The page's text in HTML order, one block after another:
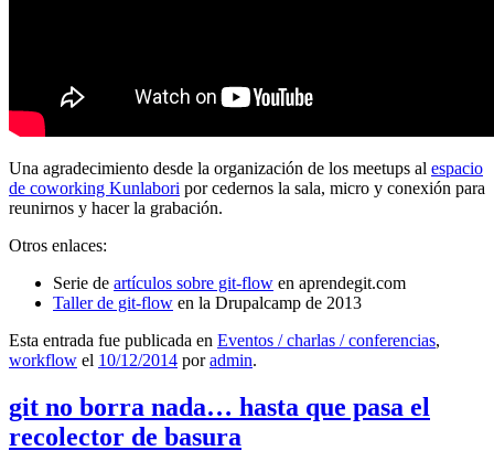
Una agradecimiento desde la organización de los meetups al espacio
de coworking Kunlabori por cedernos la sala, micro y conexión para
reunirnos y hacer la grabación.
Otros enlaces:
Serie de artículos sobre git-flow en aprendegit.com
Taller de git-flow en la Drupalcamp de 2013
Esta entrada fue publicada en Eventos / charlas / conferencias,
workflow el 10/12/2014 poradmin.
git no borra nada… hasta que pasa el
recolector de basura